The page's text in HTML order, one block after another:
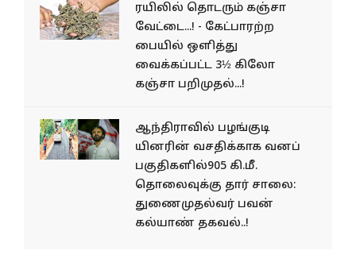
ரயிலில் தொடரும் கஞ்சா
வேட்டை...! - கேட்பாரற்ற
பையில் ஒளித்து
வைக்கப்பட்ட 3½ கிலோ
கஞ்சா பறிமுதல்...!
ஆந்திராவில் பழங்​குடி​
யினரின் வசதிக்​காக வனப்​
பகு​தி​களில்905 கி.மீ.
தொலைவுக்கு தார் சாலை:
துணைமுதல்வர் பவன்
கல்யாண் தகவல்..!